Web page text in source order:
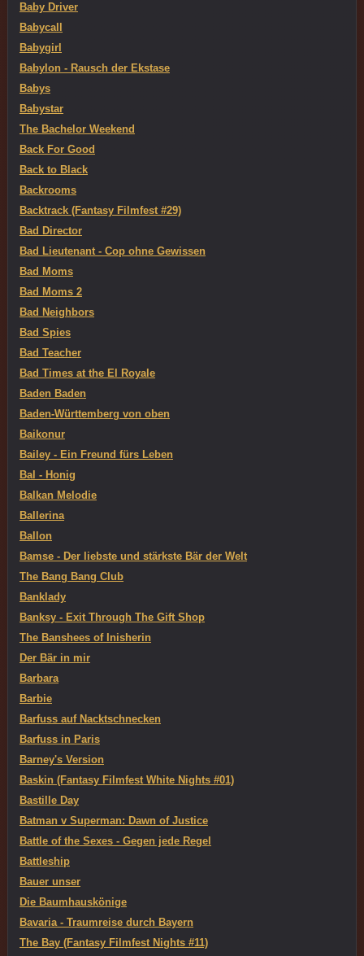
Baby Driver
Babycall
Babygirl
Babylon - Rausch der Ekstase
Babys
Babystar
The Bachelor Weekend
Back For Good
Back to Black
Backrooms
Backtrack (Fantasy Filmfest #29)
Bad Director
Bad Lieutenant - Cop ohne Gewissen
Bad Moms
Bad Moms 2
Bad Neighbors
Bad Spies
Bad Teacher
Bad Times at the El Royale
Baden Baden
Baden-Württemberg von oben
Baikonur
Bailey - Ein Freund fürs Leben
Bal - Honig
Balkan Melodie
Ballerina
Ballon
Bamse - Der liebste und stärkste Bär der Welt
The Bang Bang Club
Banklady
Banksy - Exit Through The Gift Shop
The Banshees of Inisherin
Der Bär in mir
Barbara
Barbie
Barfuss auf Nacktschnecken
Barfuss in Paris
Barney's Version
Baskin (Fantasy Filmfest White Nights #01)
Bastille Day
Batman v Superman: Dawn of Justice
Battle of the Sexes - Gegen jede Regel
Battleship
Bauer unser
Die Baumhauskönige
Bavaria - Traumreise durch Bayern
The Bay (Fantasy Filmfest Nights #11)